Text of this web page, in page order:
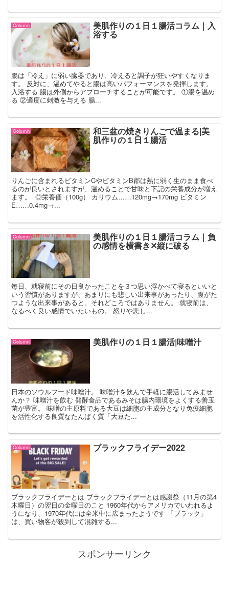
Coluｍn 美肌作りの１日１腸活コラム｜入
浴する
腸は「冷え」に弱い臓器であり、冷えると調子が狂いやすくなりま
す。 反対に、温めてやると腸は高いパフォーマンスを発揮します。
入浴する 腸は外側からアプローチすることが可能です。 ①腸を温め
る ②適度に刺激を与える 腸...
Coluｍn 和三盆の焼きりんごで温まる|美
肌作りの１日１腸活
りんごに含まれるビタミンCやビタミンB郡は熱に弱く生のまま食べ
るのが良いとされますが、温めることで甘味と下記の栄養成分が増え
ます。 ◎栄養価（100g） カリウム……120mg→170mg ビタミン
E……0.4mg→...
Coluｍn 美肌作りの１日１腸活コラム｜負
の感情を横書き✕縦に破る
毎日、就寝前にその日良かったことを３つ思い浮かべて寝るといいと
いう習慣がありますが、あまりにも悲しい出来事があったり、腹がた
つような出来事があると、それどころではありません。 就寝前は、
なるべく良い感情でいたいもの。 怒りや悲し...
Coluｍn 美肌作りの１日１腸活|味噌汁
日本のソウルフード味噌汁。 味噌汁を飲んで手軽に腸活してみませ
んか？ 味噌汁を飲む 発酵食品であるみそは腸内環境をよくする善玉
菌が豊富。 味噌の主原料である大豆は細胞の主成分となり免疫細胞
を活性化する良質なたんぱく質「大豆た...
Coluｍn ブラックフライデー2022
ブラックフライデーとは ブラックフライデーとは感謝祭（11月の第4
木曜日）の翌日の金曜日のこと 1960年代からアメリカでいわれるよ
うになり、1970年代には全米中に広まったようです 「ブラック」
は、買い物客が殺到して混雑する...
スポンサーリンク